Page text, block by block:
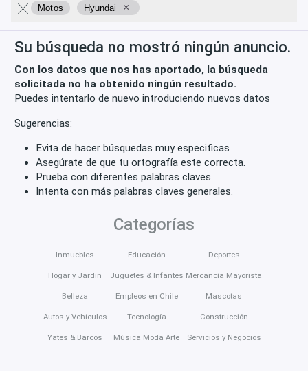
Motos Hyundai ×
Su búsqueda no mostró ningún anuncio.
Con los datos que nos has aportado, la búsqueda
solicitada no ha obtenido ningún resultado.
Puedes intentarlo de nuevo introduciendo nuevos datos
Sugerencias:
Evita de hacer búsquedas muy especificas
Asegúrate de que tu ortografía este correcta.
Prueba con diferentes palabras claves.
Intenta con más palabras claves generales.
Categorías
Inmuebles
Hogar y Jardín
Belleza
Autos y Vehículos
Yates & Barcos
Educación
Juguetes & Infantes
Empleos en Chile
Tecnología
Música Moda Arte
Deportes
Mercancía Mayorista
Mascotas
Construcción
Servicios y Negocios